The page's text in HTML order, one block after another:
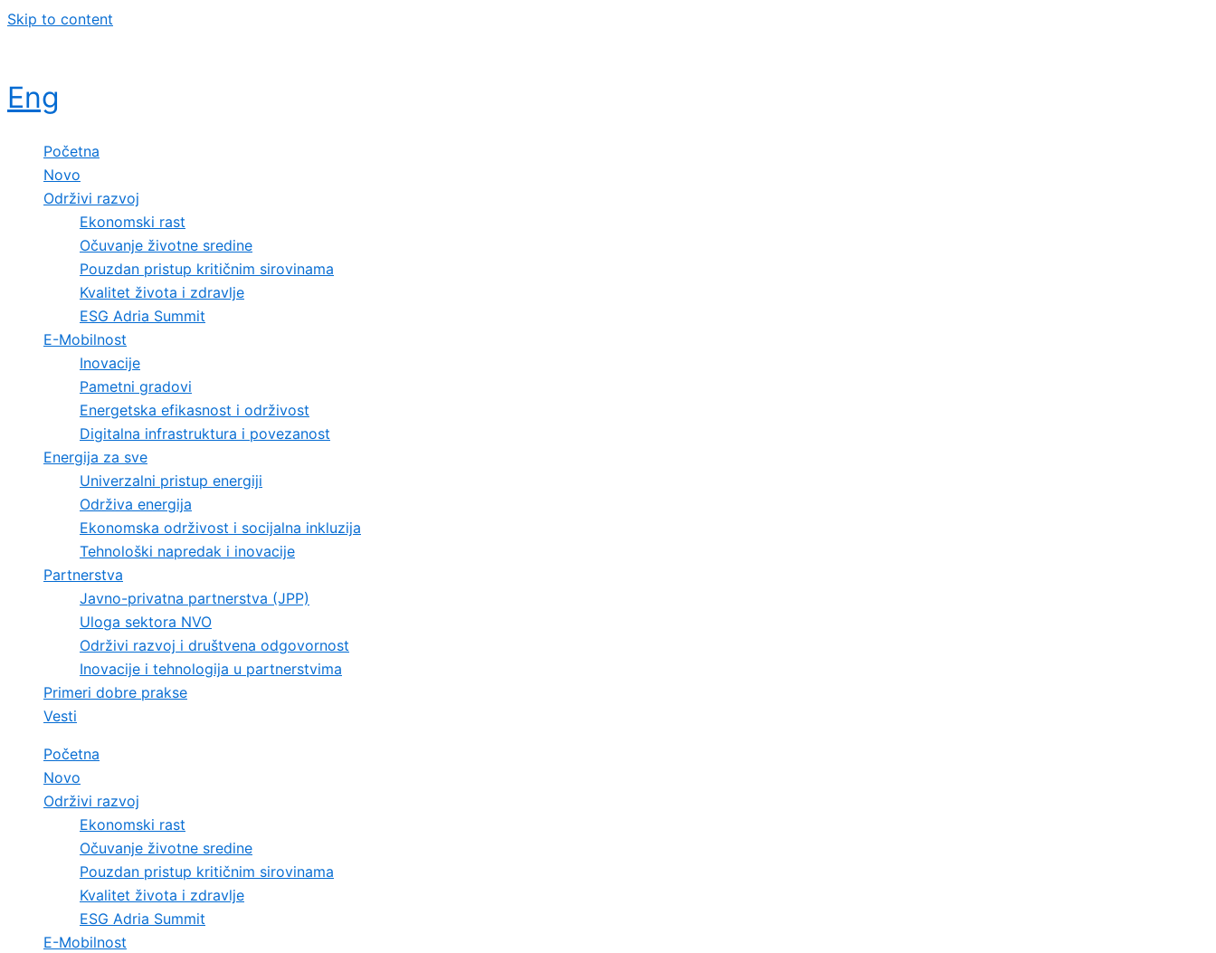
Skip to content
Eng
Početna
Novo
Održivi razvoj
Ekonomski rast
Očuvanje životne sredine
Pouzdan pristup kritičnim sirovinama
Kvalitet života i zdravlje
ESG Adria Summit
E-Mobilnost
Inovacije
Pametni gradovi
Energetska efikasnost i održivost
Digitalna infrastruktura i povezanost
Energija za sve
Univerzalni pristup energiji
Održiva energija
Ekonomska održivost i socijalna inkluzija
Tehnološki napredak i inovacije
Partnerstva
Javno-privatna partnerstva (JPP)
Uloga sektora NVO
Održivi razvoj i društvena odgovornost
Inovacije i tehnologija u partnerstvima
Primeri dobre prakse
Vesti
Početna
Novo
Održivi razvoj
Ekonomski rast
Očuvanje životne sredine
Pouzdan pristup kritičnim sirovinama
Kvalitet života i zdravlje
ESG Adria Summit
E-Mobilnost